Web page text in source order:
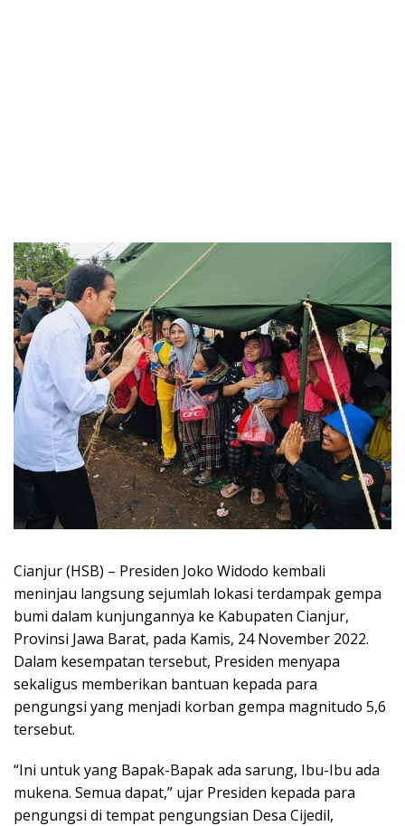
Cianjur (HSB) – Presiden Joko Widodo kembali
meninjau langsung sejumlah lokasi terdampak gempa
bumi dalam kunjungannya ke Kabupaten Cianjur,
Provinsi Jawa Barat, pada Kamis, 24 November 2022.
Dalam kesempatan tersebut, Presiden menyapa
sekaligus memberikan bantuan kepada para
pengungsi yang menjadi korban gempa magnitudo 5,6
tersebut.
“Ini untuk yang Bapak-Bapak ada sarung, Ibu-Ibu ada
mukena. Semua dapat,” ujar Presiden kepada para
pengungsi di tempat pengungsian Desa Cijedil,